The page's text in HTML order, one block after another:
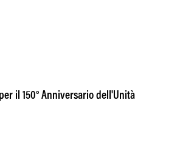
il 150° Anniversario dell'Unità